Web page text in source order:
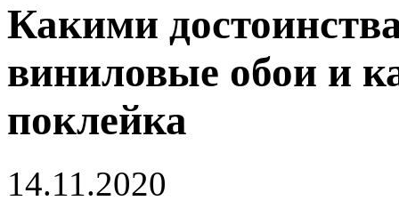
Какими
виниловые обои и
поклейка
14.11.2020